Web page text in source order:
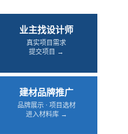
业主找设计师
真实项目需求
提交项目 →
建材品牌推广
品牌展示 · 项目选材
进入材料库 →